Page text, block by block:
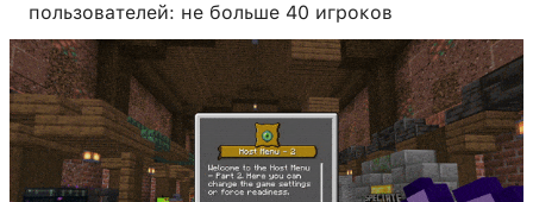
пользователей: не больше 40 игроков